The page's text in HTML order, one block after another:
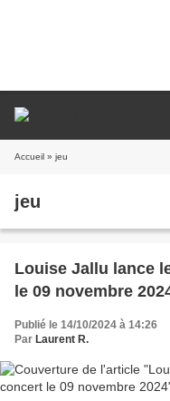
Accueil » jeu
jeu
Louise Jallu lance
le 09 novembre
Publié le 14/10/2024 à 14:26
Par Laurent R.